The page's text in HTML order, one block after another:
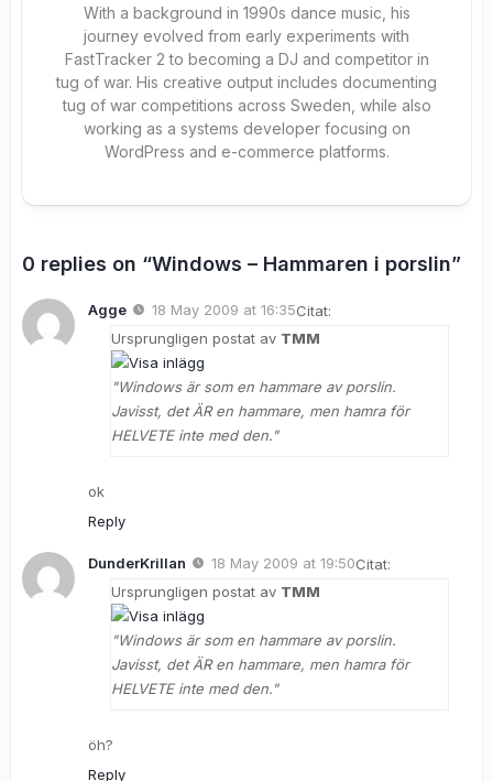
With a background in 1990s dance music, his
journey evolved from early experiments with
FastTracker 2 to becoming a DJ and competitor in
tug of war. His creative output includes documenting
tug of war competitions across Sweden, while also
working as a systems developer focusing on
WordPress and e-commerce platforms.
0 replies on “Windows – Hammaren i porslin”
Agge 18 May 2009 at 16:35Citat:
Ursprungligen postat av TMM
"Windows är som en hammare av porslin.
Javisst, det ÄR en hammare, men hamra för
HELVETE inte med den."
ok
Reply
DunderKrillan 18 May 2009 at 19:50Citat:
Ursprungligen postat av TMM
"Windows är som en hammare av porslin.
Javisst, det ÄR en hammare, men hamra för
HELVETE inte med den."
öh?
Reply